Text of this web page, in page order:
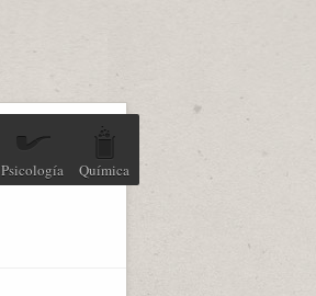
Psicología Química